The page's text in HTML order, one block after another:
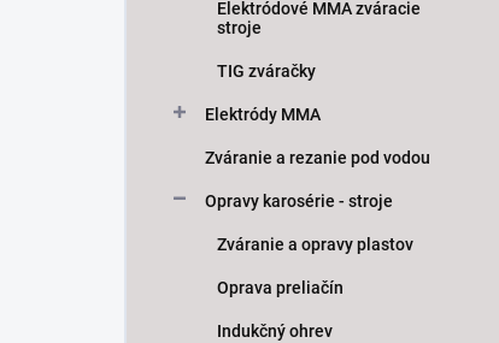
Elektródové MMA zváracie
stroje
TIG zváračky
Elektródy MMA
Zváranie a rezanie pod vodou
Opravy karosérie - stroje
Zváranie a opravy plastov
Oprava preliačín
Indukčný ohrev